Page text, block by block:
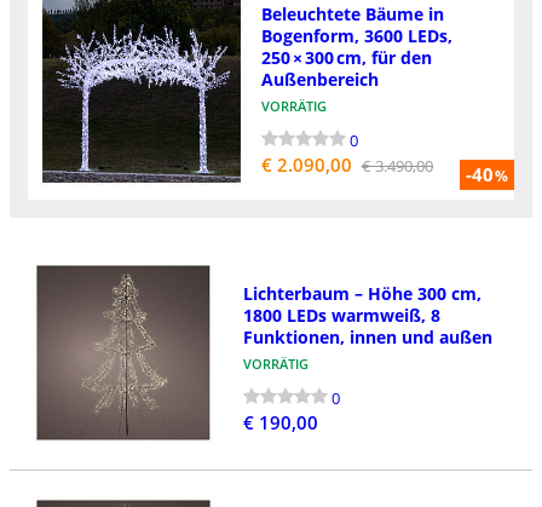
-40%
Beleuchtete Bäume in
Bogenform, 3600 LEDs,
250 × 300 cm, für den
Außenbereich
VORRÄTIG
0
€ 2.090,00 € 3.490,00
Lichterbaum – Höhe 300 cm,
1800 LEDs warmweiß, 8
Funktionen, innen und außen
VORRÄTIG
0
€ 190,00